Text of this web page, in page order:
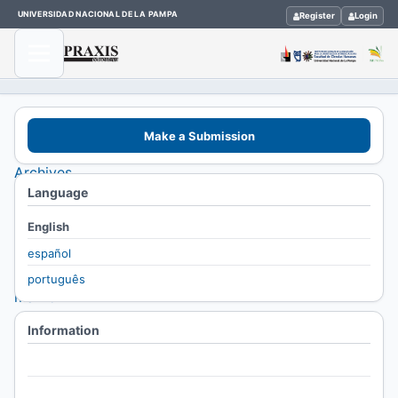
UNIVERSIDAD NACIONAL DE LA PAMPA Register Login
Home
Archives
Vol. 14
No. 14
(2010):
marzo
2010-
febrero
2011
Make a Submission
Language
English
español
português
Information